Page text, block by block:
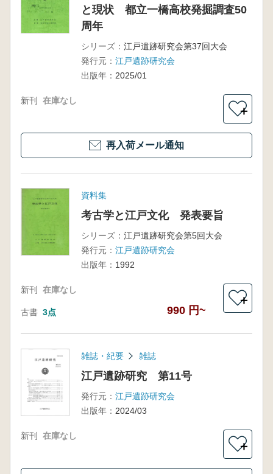
と現状 都立一橋高校発掘調査50
周年
シリーズ： 江戸遺跡研究会第37回大会
発行元： 江戸遺跡研究会
出版年： 2025/01
新刊 在庫なし
＋
再入荷メール通知
資料集
考古学と江戸文化 発表要旨
シリーズ： 江戸遺跡研究会第5回大会
発行元： 江戸遺跡研究会
出版年： 1992
新刊 在庫なし
古書 3点 990 円~
＋
雑誌・紀要 雑誌
江戸遺跡研究 第11号
発行元： 江戸遺跡研究会
出版年： 2024/03
新刊 在庫なし
＋